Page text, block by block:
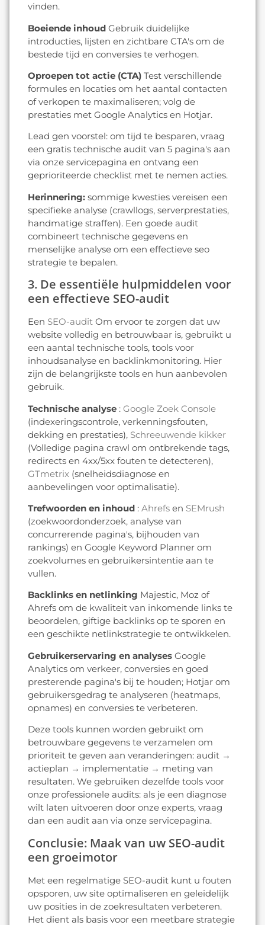
vinden.
Boeiende inhoud Gebruik duidelijke
introducties, lijsten en zichtbare CTA's om de
bestede tijd en conversies te verhogen.
Oproepen tot actie (CTA) Test verschillende
formules en locaties om het aantal contacten
of verkopen te maximaliseren; volg de
prestaties met Google Analytics en Hotjar.
Lead gen voorstel: om tijd te besparen, vraag
een gratis technische audit van 5 pagina's aan
via onze servicepagina en ontvang een
geprioriteerde checklist met te nemen acties.
Herinnering: sommige kwesties vereisen een
specifieke analyse (crawllogs, serverprestaties,
handmatige straffen). Een goede audit
combineert technische gegevens en
menselijke analyse om een effectieve seo
strategie te bepalen.
3. De essentiële hulpmiddelen voor
een effectieve SEO-audit
Een SEO-audit Om ervoor te zorgen dat uw
website volledig en betrouwbaar is, gebruikt u
een aantal technische tools, tools voor
inhoudsanalyse en backlinkmonitoring. Hier
zijn de belangrijkste tools en hun aanbevolen
gebruik.
Technische analyse : Google Zoek Console
(indexeringscontrole, verkenningsfouten,
dekking en prestaties), Schreeuwende kikker
(Volledige pagina crawl om ontbrekende tags,
redirects en 4xx/5xx fouten te detecteren),
GTmetrix (snelheidsdiagnose en
aanbevelingen voor optimalisatie).
Trefwoorden en inhoud : Ahrefs en SEMrush
(zoekwoordonderzoek, analyse van
concurrerende pagina's, bijhouden van
rankings) en Google Keyword Planner om
zoekvolumes en gebruikersintentie aan te
vullen.
Backlinks en netlinking Majestic, Moz of
Ahrefs om de kwaliteit van inkomende links te
beoordelen, giftige backlinks op te sporen en
een geschikte netlinkstrategie te ontwikkelen.
Gebruikerservaring en analyses Google
Analytics om verkeer, conversies en goed
presterende pagina's bij te houden; Hotjar om
gebruikersgedrag te analyseren (heatmaps,
opnames) en conversies te verbeteren.
Deze tools kunnen worden gebruikt om
betrouwbare gegevens te verzamelen om
prioriteit te geven aan veranderingen: audit →
actieplan → implementatie → meting van
resultaten. We gebruiken dezelfde tools voor
onze professionele audits: als je een diagnose
wilt laten uitvoeren door onze experts, vraag
dan een audit aan via onze servicepagina.
Conclusie: Maak van uw SEO-audit
een groeimotor
Met een regelmatige SEO-audit kunt u fouten
opsporen, uw site optimaliseren en geleidelijk
uw posities in de zoekresultaten verbeteren.
Het dient als basis voor een meetbare strategie